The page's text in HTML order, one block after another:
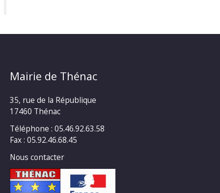
Mairie de Thénac
35, rue de la République
17460 Thénac
Téléphone : 05.46.92.63.58
Fax : 05.92.46.68.45
Nous contacter